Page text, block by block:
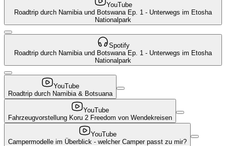
YouTube
Roadtrip durch Namibia und Botswana Ep. 1 - Unterwegs im Etosha
Nationalpark
Spotify
Roadtrip durch Namibia und Botswana Ep. 1 - Unterwegs im Etosha
Nationalpark
YouTube
Roadtrip durch Namibia & Botsuana
YouTube
Fahrzeugvorstellung Koru 2 Freedom von Wendekreisen
YouTube
Campermodelle im Überblick - welcher Camper passt zu mir?